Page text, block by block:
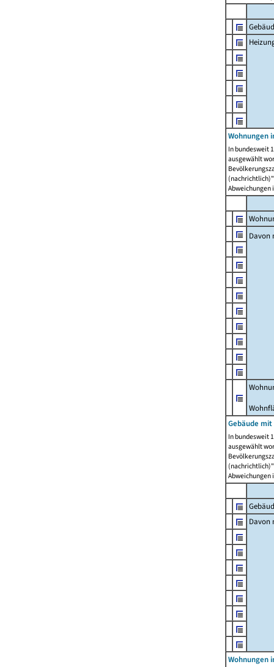
Wohnungen
In bundesweit
ausgewählt
Abweichungen
Davon
Gebäude
In bundesweit
ausgewählt
Abweichungen
Davon
Wohnungen